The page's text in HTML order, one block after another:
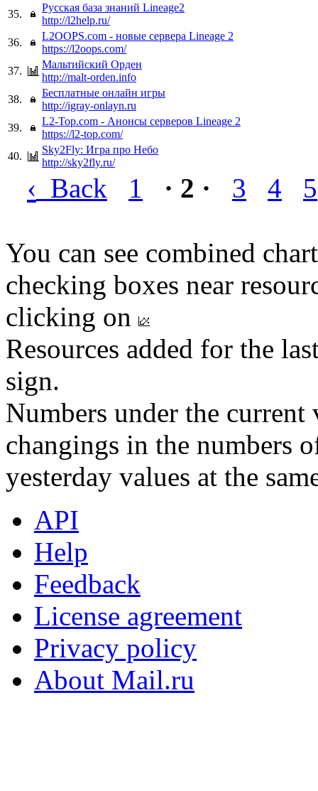
35.
Русская база знаний Lineage2
http://l2help.ru/
36.
L2OOPS.com - новые сервера Lineage 2
https://l2oops.com/
37.
Мальтийский Орден
http://malt-orden.info
38.
Бесплатные онлайн игры
http://igray-onlayn.ru
39.
L2-Top.com - Анонсы серверов Lineage 2
https://l2-top.com/
40.
Sky2Fly: Игра про Небо
http://sky2fly.ru/
‹ Back 1 · 2 · 3 4 5
You can see combined
checking boxes near
clicking on
Resources added for the
sign.
Numbers under the
changings in the numbers
yesterday values at the
API
Help
Feedback
License agreement
Privacy policy
About Mail.ru